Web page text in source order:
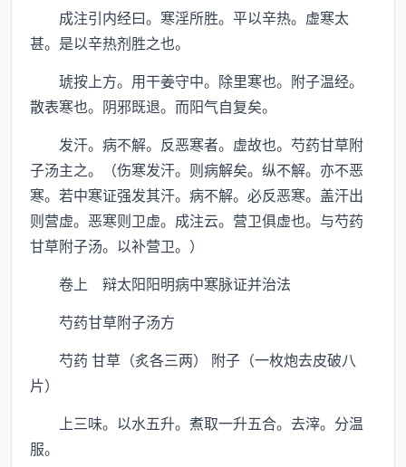
成注引内经曰。寒淫所胜。平以辛热。虚寒太
甚。是以辛热剂胜之也。
琥按上方。用干姜守中。除里寒也。附子温经。
散表寒也。阴邪既退。而阳气自复矣。
发汗。病不解。反恶寒者。虚故也。芍药甘草附
子汤主之。（伤寒发汗。则病解矣。纵不解。亦不恶
寒。若中寒证强发其汗。病不解。必反恶寒。盖汗出
则营虚。恶寒则卫虚。成注云。营卫俱虚也。与芍药
甘草附子汤。以补营卫。）
卷上 辩太阳阳明病中寒脉证并治法
芍药甘草附子汤方
芍药 甘草（炙各三两） 附子（一枚炮去皮破八
片）
上三味。以水五升。煮取一升五合。去滓。分温
服。